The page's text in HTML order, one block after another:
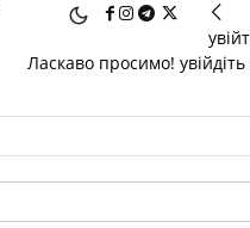
Ласкаво просимо! увійдіть